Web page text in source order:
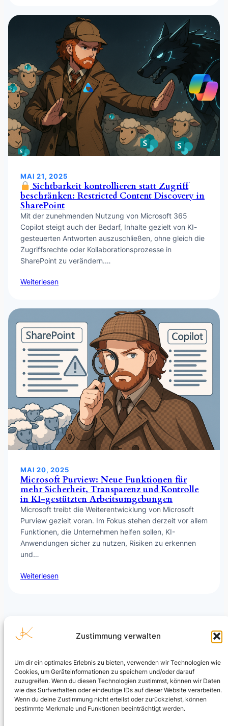
Zustimmung verwalten
Um dir ein optimales Erlebnis zu bieten, verwenden wir Technologien wie
Cookies, um Geräteinformationen zu speichern und/oder darauf
zuzugreifen. Wenn du diesen Technologien zustimmst, können wir Daten
wie das Surfverhalten oder eindeutige IDs auf dieser Website verarbeiten.
Wenn du deine Zustimmung nicht erteilst oder zurückziehst, können
bestimmte Merkmale und Funktionen beeinträchtigt werden.
MAI 21, 2025
Sichtbarkeit kontrollieren statt Zugriff
beschränken: Restricted Content Discovery in
SharePoint
Mit der zunehmenden Nutzung von Microsoft 365
Copilot steigt auch der Bedarf, Inhalte gezielt von KI-
gesteuerten Antworten auszuschließen, ohne gleich die
Zugriffsrechte oder Kollaborationsprozesse in
SharePoint zu verändern.…
Weiterlesen
MAI 20, 2025
Microsoft Purview: Neue Funktionen für
mehr Sicherheit, Transparenz und Kontrolle
in KI-gestützten Arbeitsumgebungen
Microsoft treibt die Weiterentwicklung von Microsoft
Purview gezielt voran. Im Fokus stehen derzeit vor allem
Funktionen, die Unternehmen helfen sollen, KI-
Anwendungen sicher zu nutzen, Risiken zu erkennen
und…
Weiterlesen
Julian Kusenberg
Microsoft Purview, Compliance, eDiscovery, Insider Risk
Management, Data Security und AI Governance.